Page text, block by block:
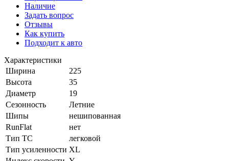
Наличие
Задать вопрос
Отзывы
Как купить
Подходит к авто
Характеристики
Ширина
225
Высота
35
Диаметр
19
Сезонность
Летние
Шипы
нешипованная
RunFlat
нет
Тип ТС
легковой
Тип усиленности XL